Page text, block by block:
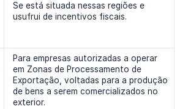
Se está situada nessas regiões e
usufrui de incentivos fiscais.
Para empresas autorizadas a operar
em Zonas de Processamento de
Exportação, voltadas para a produção
de bens a serem comercializados no
exterior.